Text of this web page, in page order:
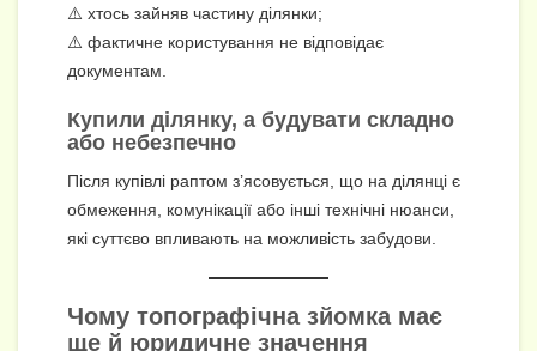
⚠️ хтось зайняв частину ділянки;
⚠️ фактичне користування не відповідає
документам.
Купили ділянку, а будувати складно
або небезпечно
Після купівлі раптом з’ясовується, що на ділянці є
обмеження, комунікації або інші технічні нюанси,
які суттєво впливають на можливість забудови.
Чому топографічна зйомка має
ще й юридичне значення